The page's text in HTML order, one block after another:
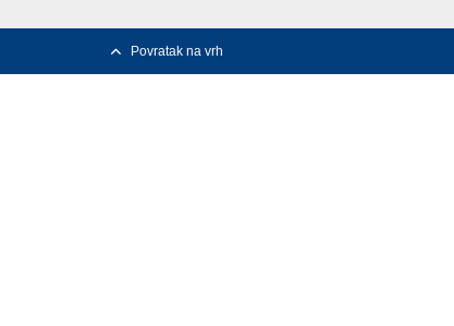
Povratak na vrh